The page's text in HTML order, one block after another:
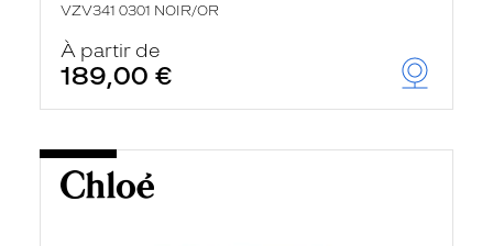
VZV341 0301 NOIR/OR
À partir de
189,00 €